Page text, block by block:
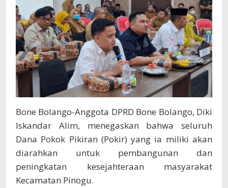
Bone Bolango-Anggota DPRD Bone Bolango, Diki
Iskandar Alim, menegaskan bahwa seluruh
Dana Pokok Pikiran (Pokir) yang ia miliki akan
diarahkan untuk pembangunan dan
peningkatan kesejahteraan masyarakat
Kecamatan Pinogu.